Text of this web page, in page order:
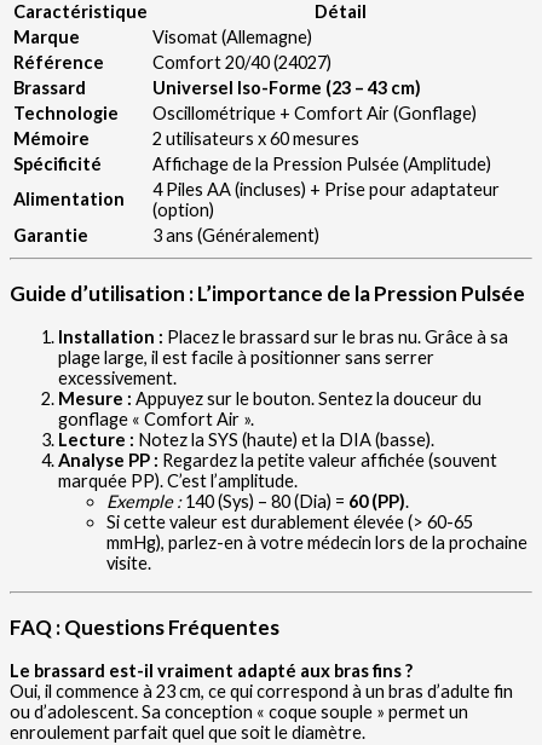
Caractéristique
Détail
Marque
Visomat (Allemagne)
Référence
Comfort 20/40 (24027)
Brassard
Universel Iso-Forme (23 – 43 cm)
Technologie
Oscillométrique + Comfort Air (Gonflage)
Mémoire
2 utilisateurs x 60 mesures
Spécificité
Affichage de la Pression Pulsée (Amplitude)
Alimentation
4 Piles AA (incluses) + Prise pour adaptateur
(option)
Garantie
3 ans (Généralement)
Guide d’utilisation : L’importance de la Pression Pulsée
Installation : Placez le brassard sur le bras nu. Grâce à sa
plage large, il est facile à positionner sans serrer
excessivement.
Mesure : Appuyez sur le bouton. Sentez la douceur du
gonflage « Comfort Air ».
Lecture : Notez la SYS (haute) et la DIA (basse).
Analyse PP : Regardez la petite valeur affichée (souvent
marquée PP). C’est l’amplitude.
Exemple :140 (Sys) – 80 (Dia) = 60 (PP).
Si cette valeur est durablement élevée (> 60-65
mmHg), parlez-en à votre médecin lors de la prochaine
visite.
FAQ : Questions Fréquentes
Le brassard est-il vraiment adapté aux bras fins ?
Oui, il commence à 23 cm, ce qui correspond à un bras d’adulte fin
ou d’adolescent. Sa conception « coque souple » permet un
enroulement parfait quel que soit le diamètre.